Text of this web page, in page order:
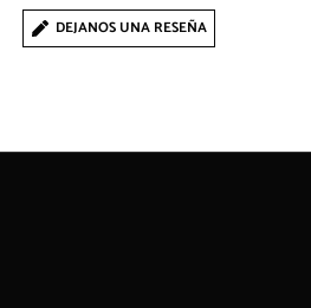
DEJANOS UNA RESEÑA